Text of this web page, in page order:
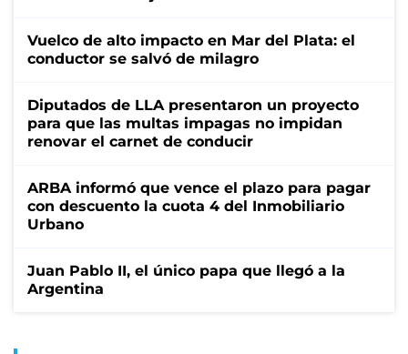
Vuelco de alto impacto en Mar del Plata: el
conductor se salvó de milagro
Diputados de LLA presentaron un proyecto
para que las multas impagas no impidan
renovar el carnet de conducir
ARBA informó que vence el plazo para pagar
con descuento la cuota 4 del Inmobiliario
Urbano
Juan Pablo II, el único papa que llegó a la
Argentina